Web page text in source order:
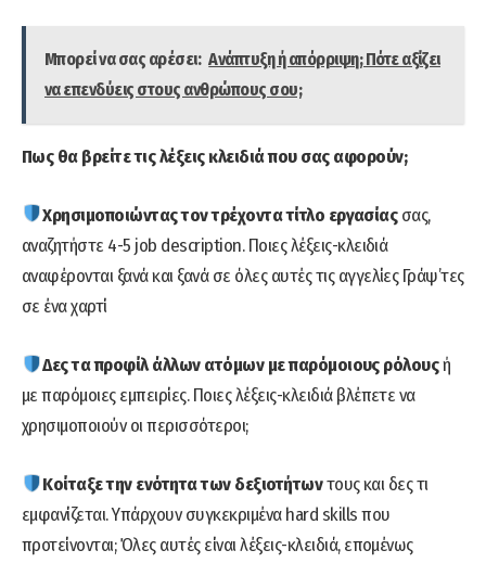
Μπορεί να σας αρέσει: Ανάπτυξη ή απόρριψη; Πότε αξίζει
να επενδύεις στους ανθρώπους σου;
Πως θα βρείτε τις λέξεις κλειδιά που σας αφορούν;
Χρησιμοποιώντας τον τρέχοντα τίτλο εργασίαςσας,
αναζητήστε 4-5 job description. Ποιες λέξεις-κλειδιά
αναφέρονται ξανά και ξανά σε όλες αυτές τις αγγελίες Γράψ’τες
σε ένα χαρτί
Δες τα προφίλ άλλων ατόμων με παρόμοιους ρόλουςή
με παρόμοιες εμπειρίες. Ποιες λέξεις-κλειδιά βλέπετε να
χρησιμοποιούν οι περισσότεροι;
Κοίταξε την ενότητα των δεξιοτήτωντους και δες τι
εμφανίζεται. Υπάρχουν συγκεκριμένα hard skills που
προτείνονται; Όλες αυτές είναι λέξεις-κλειδιά, επομένως